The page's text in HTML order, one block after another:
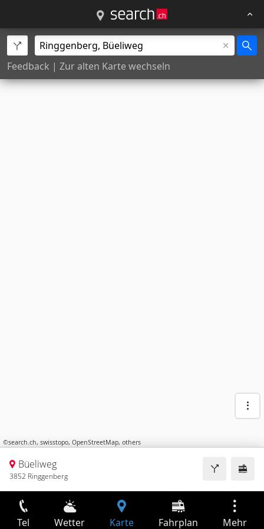
Feedback | Zur alten Karte wechseln
©search.ch, swisstopo, OpenStreetMap, others
Büeliweg
3852 Ringgenberg
Tel Wetter Karte Fahrplan Mehr